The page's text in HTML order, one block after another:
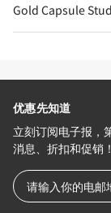
Gold Capsule
优惠先知道
立刻订阅电子报，
消息、折扣和促销！